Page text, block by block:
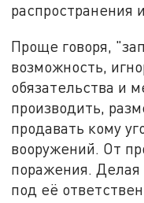
распространения
Проще говоря,
возможность,
обязательства и
производить,
продавать кому
вооружений. От
поражения. Делая
под её